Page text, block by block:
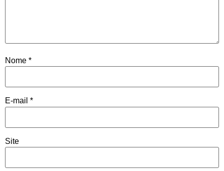
Nome *
E-mail *
Site